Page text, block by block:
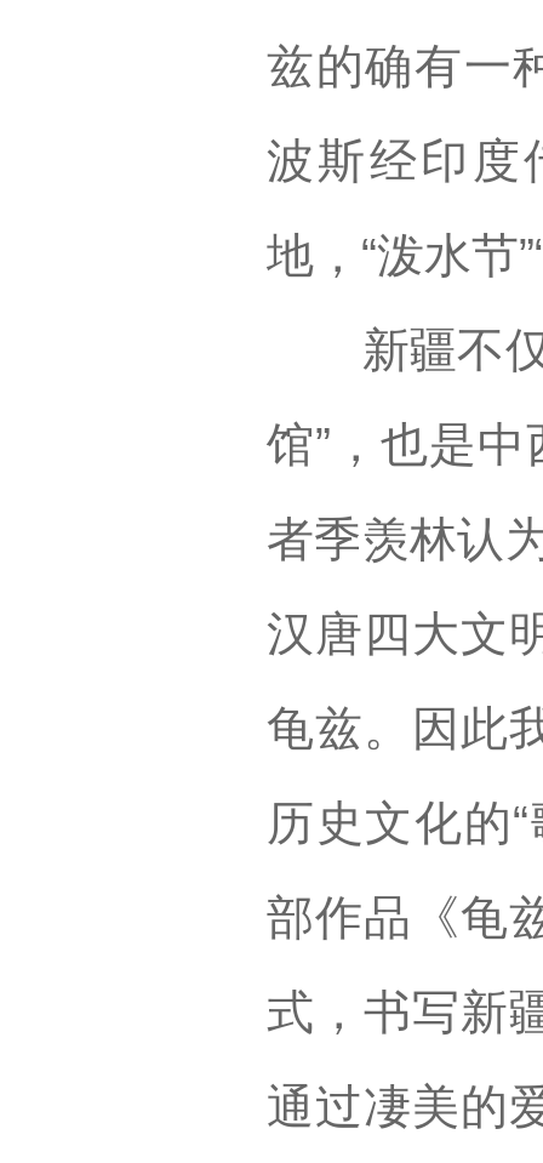
兹的确有一
波斯经印度
地，“泼水节
新疆不仅
馆”，也是中
者季羡林认
汉唐四大文
龟兹。因此
历史文化的
部作品《龟
式，书写新
通过凄美的